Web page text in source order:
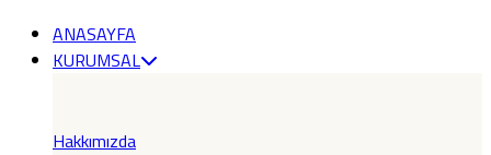
ANASAYFA
KURUMSAL
Hakkımızda